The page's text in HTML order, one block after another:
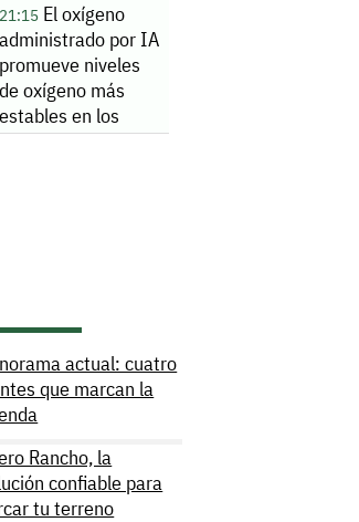
21:15El oxígeno
administrado por IA
promueve niveles
de oxígeno más
estables en los
actual: cuatro
que marcan la
Rancho, la
confiable para
tu terreno